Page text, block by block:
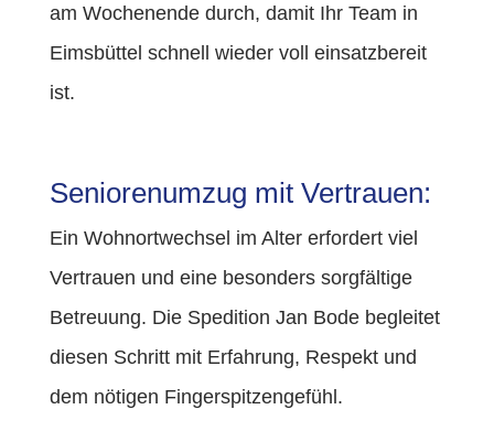
am Wochenende durch, damit Ihr Team in
Eimsbüttel schnell wieder voll einsatzbereit
ist.
Seniorenumzug mit Vertrauen:
Ein Wohnortwechsel im Alter erfordert viel
Vertrauen und eine besonders sorgfältige
Betreuung. Die Spedition Jan Bode begleitet
diesen Schritt mit Erfahrung, Respekt und
dem nötigen Fingerspitzengefühl.